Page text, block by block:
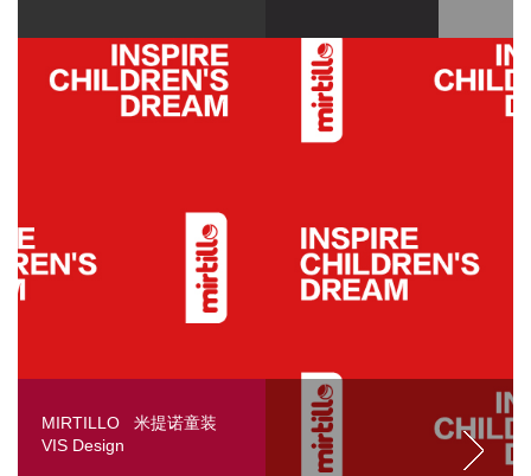
MIRTILLO 米提诺童装
VIS Design